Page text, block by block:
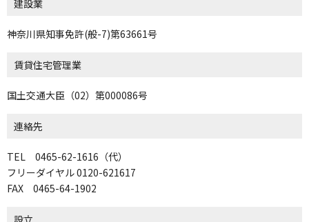
建設業
神奈川県知事免許(般-7)第63661号
賃貸住宅管理業
国土交通大臣（02）第000086号
連絡先
TEL 0465-62-1616（代）
フリーダイヤル 0120-621617
FAX 0465-64-1902
設立